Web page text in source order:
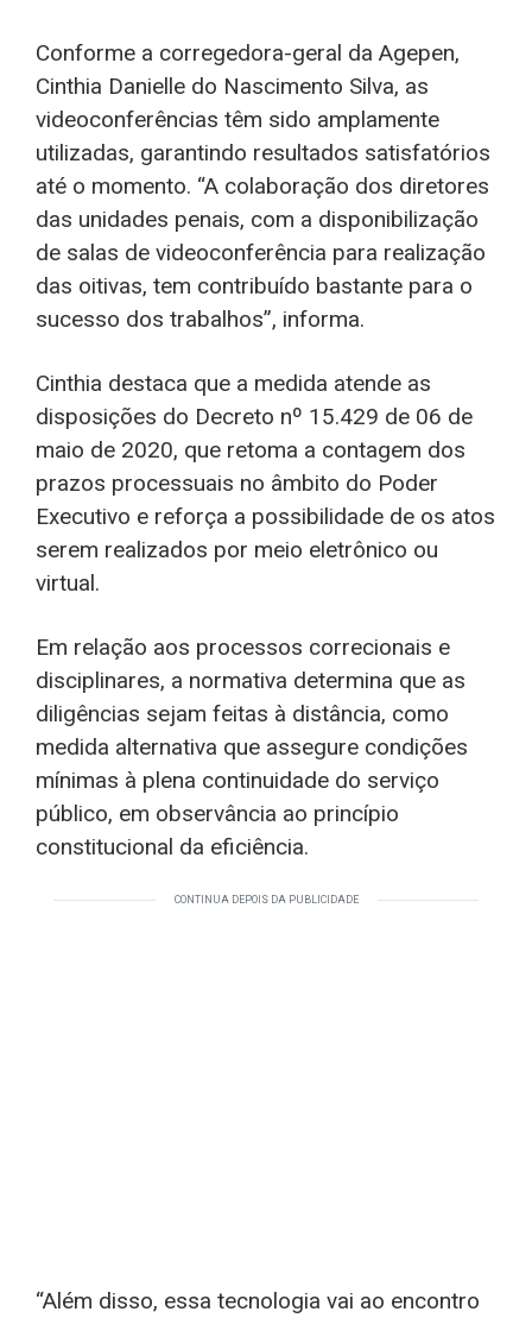
Conforme a corregedora-geral da Agepen,
Cinthia Danielle do Nascimento Silva, as
videoconferências têm sido amplamente
utilizadas, garantindo resultados satisfatórios
até o momento. “A colaboração dos diretores
das unidades penais, com a disponibilização
de salas de videoconferência para realização
das oitivas, tem contribuído bastante para o
sucesso dos trabalhos”, informa.
Cinthia destaca que a medida atende as
disposições do Decreto nº 15.429 de 06 de
maio de 2020, que retoma a contagem dos
prazos processuais no âmbito do Poder
Executivo e reforça a possibilidade de os atos
serem realizados por meio eletrônico ou
virtual.
Em relação aos processos correcionais e
disciplinares, a normativa determina que as
diligências sejam feitas à distância, como
medida alternativa que assegure condições
mínimas à plena continuidade do serviço
público, em observância ao princípio
constitucional da eficiência.
CONTINUA DEPOIS DA PUBLICIDADE
“Além disso, essa tecnologia vai ao encontro